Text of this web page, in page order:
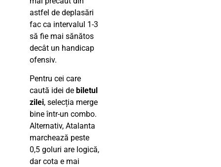
astfel de deplasări
fac ca intervalul 1-3
să fie mai sănătos
decât un handicap
ofensiv.
Pentru cei care
caută idei de biletul
zilei, selecția merge
bine într-un combo.
Alternativ, Atalanta
marchează peste
0,5 goluri are logică,
dar cota e mai